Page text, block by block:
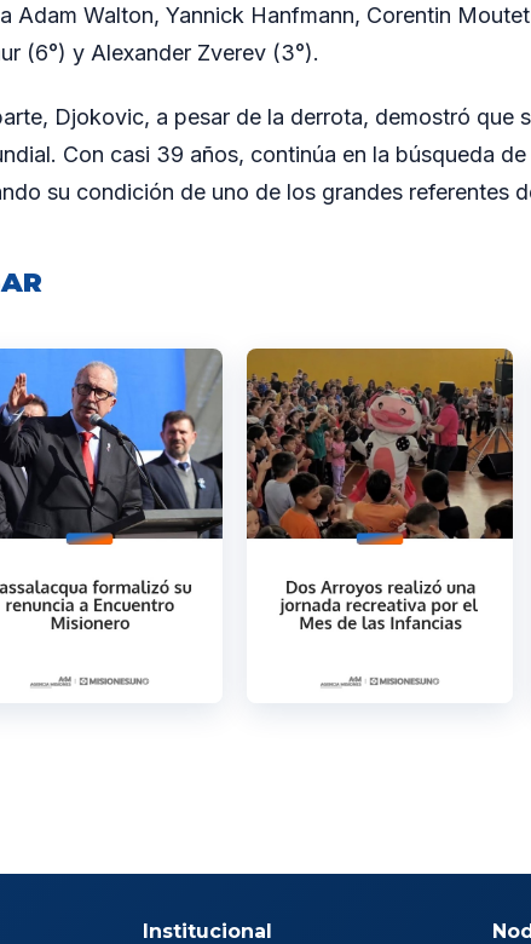
Adam Walton, Yannick Hanfmann, Corentin
(6°) y Alexander Zverev (3°).
Djokovic, a pesar de la derrota, demostró que
Con casi 39 años, continúa en la búsqueda
su condición de uno de los grandes referentes
Institucional